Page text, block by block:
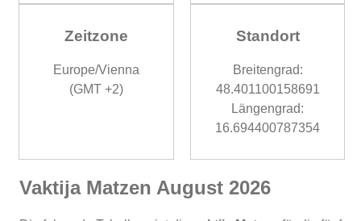
Zeitzone
Europe/Vienna
(GMT +2)
Standort
Breitengrad:
48.401100158691
Längengrad:
16.694400787354
Vaktija Matzen August 2026